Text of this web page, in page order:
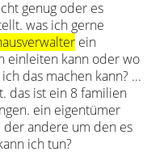
genug oder es
was ich gerne
ein
einleiten kann oder wo
das machen kann? ...
das ist ein 8 familien
ein eigentümer
der andere um den es
ich tun?